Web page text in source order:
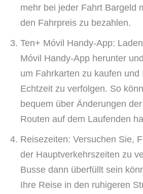
mehr bei jeder Fahrt Bargeld
den Fahrpreis zu bezahlen.
Ten+ Móvil Handy-App:
Móvil Handy-App herunter
um Fahrkarten zu kaufen und
Echtzeit zu verfolgen. So
bequem über Änderungen
Routen auf dem Laufenden
Reisezeiten: Versuchen Sie,
der Hauptverkehrszeiten zu
Busse dann überfüllt sein
Ihre Reise in den ruhigeren